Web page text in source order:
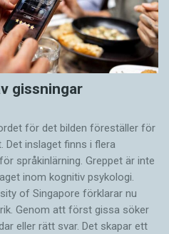
gissningar
för det bilden föreställer för
inslaget finns i flera
språkinlärning. Greppet är inte
inom kognitiv psykologi.
of Singa­pore förklarar nu
Genom att först gissa ­söker
eller rätt svar. Det skapar ett